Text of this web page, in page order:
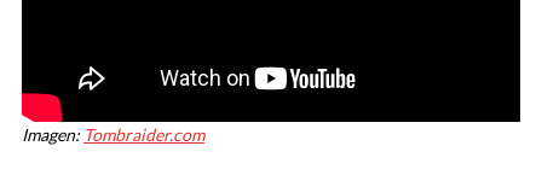
Imagen: Tombraider.com